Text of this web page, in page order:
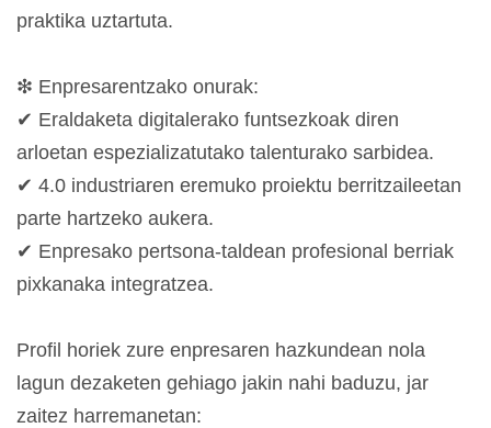
praktika uztartuta.
❇ Enpresarentzako onurak:
✔ Eraldaketa digitalerako funtsezkoak diren
arloetan espezializatutako talenturako sarbidea.
✔ 4.0 industriaren eremuko proiektu berritzaileetan
parte hartzeko aukera.
✔ Enpresako pertsona-taldean profesional berriak
pixkanaka integratzea.
Profil horiek zure enpresaren hazkundean nola
lagun dezaketen gehiago jakin nahi baduzu, jar
zaitez harremanetan: